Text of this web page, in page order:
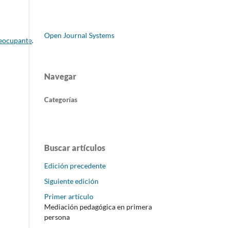
.
Open Journal Systems
Navegar
Categorías
Buscar artículos
Edición precedente
Siguiente edición
Primer artículo
Mediación pedagógica en primera
persona